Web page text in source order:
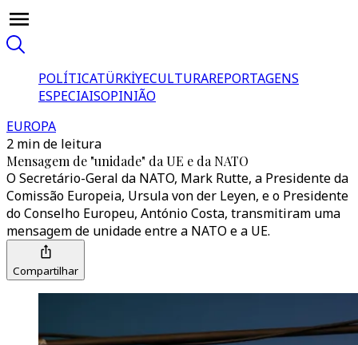
POLÍTICATÜRKİYECULTURAREPORTAGENS
ESPECIAISOPINIÃO
EUROPA
2 min de leitura
Mensagem de "unidade" da UE e da NATO
O Secretário-Geral da NATO, Mark Rutte, a Presidente da
Comissão Europeia, Ursula von der Leyen, e o Presidente
do Conselho Europeu, António Costa, transmitiram uma
mensagem de unidade entre a NATO e a UE.
Compartilhar